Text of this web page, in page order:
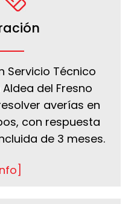
Servicio Técnico
del Fresno
averías en
con respuesta
de 3 meses.